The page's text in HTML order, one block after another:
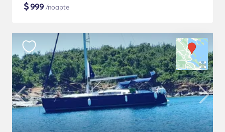
$999 /noapte